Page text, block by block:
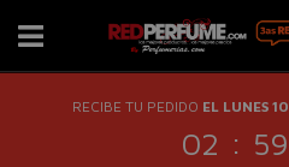
RECIBE TU PEDIDO EL LUNES 10
02 : 59